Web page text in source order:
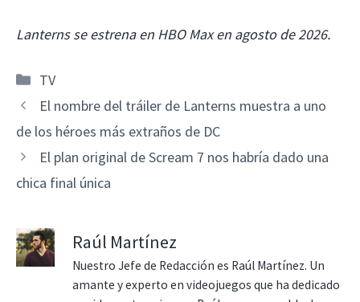
Lanterns se estrena en HBO Max en agosto de 2026.
Categorías
TV
El nombre del tráiler de Lanterns muestra a uno
de los héroes más extraños de DC
El plan original de Scream 7 nos habría dado una
chica final única
Raúl Martínez
Nuestro Jefe de Redacción es Raúl Martínez. Un
amante y experto en videojuegos que ha dedicado